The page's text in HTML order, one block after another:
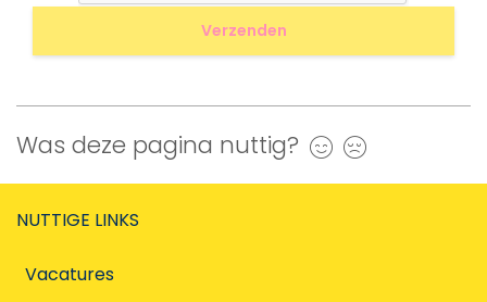
Was deze pagina nuttig? Ja
NUTTIGE LINKS
Vacatures